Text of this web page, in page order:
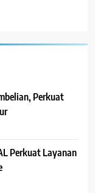
Perkuat
Perkuat Layanan